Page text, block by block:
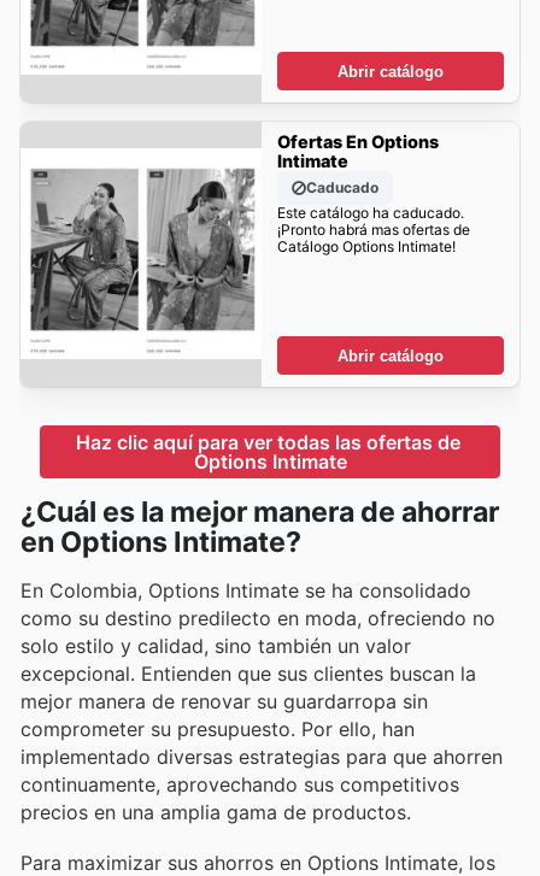
Abrir catálogo
Ofertas En Options
Intimate
Caducado
Este catálogo ha caducado.
¡Pronto habrá mas ofertas de
Catálogo Options Intimate!
Abrir catálogo
Haz clic aquí para ver todas las ofertas de
Options Intimate
¿Cuál es la mejor manera de ahorrar
en Options Intimate?
En Colombia, Options Intimate se ha consolidado
como su destino predilecto en moda, ofreciendo no
solo estilo y calidad, sino también un valor
excepcional. Entienden que sus clientes buscan la
mejor manera de renovar su guardarropa sin
comprometer su presupuesto. Por ello, han
implementado diversas estrategias para que ahorren
continuamente, aprovechando sus competitivos
precios en una amplia gama de productos.
Para maximizar sus ahorros en Options Intimate, los